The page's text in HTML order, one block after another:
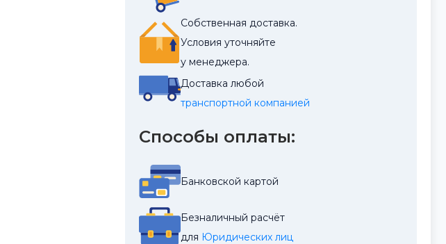
Собственная доставка.
Условия уточняйте
у менеджера.
Доставка любой
транспортной компанией
Способы оплаты:
Банковской картой
Безналичный расчёт
для Юридических лиц